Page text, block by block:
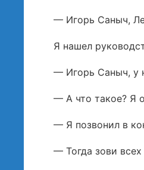
— Игорь Саныч,
Я нашел
— Игорь Саныч, у
— А что такое? Я
— Я позвонил в
— Тогда зови